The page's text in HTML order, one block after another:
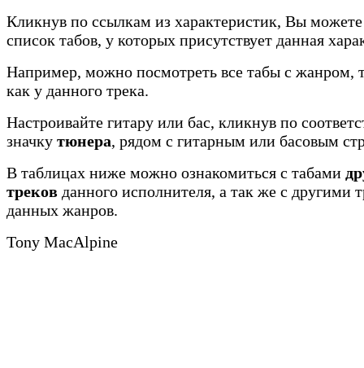
Кликнув по ссылкам из характеристик, Вы
список табов, у которых присутствует данная
Например, можно посмотреть все табы с жанром,
как у данного трека.
Настроивайте гитару или бас, кликнув по
значку тюнера, рядом с гитарным или басовым
В таблицах ниже можно ознакомиться с табами
треков данного исполнителя, а так же с другими
данных жанров.
Tony MacAlpine